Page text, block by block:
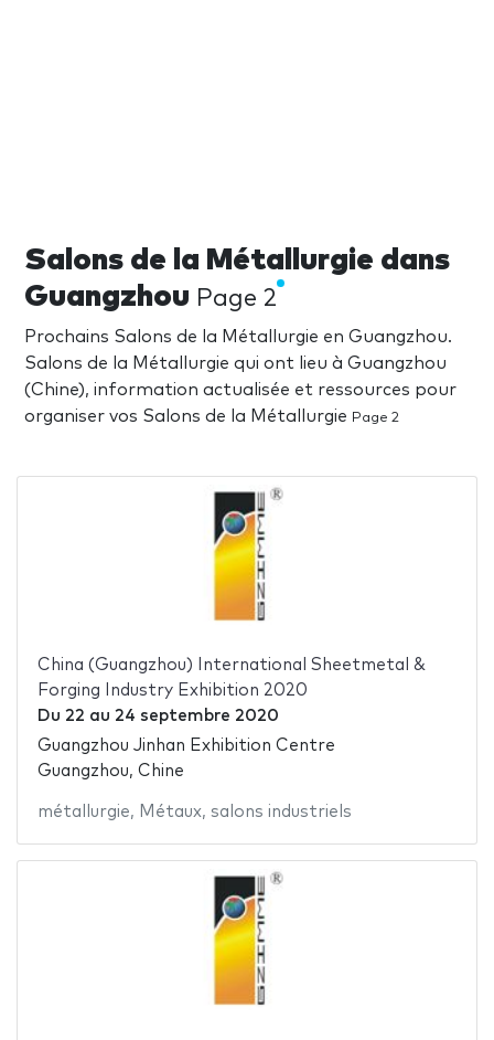
Salons de la Métallurgie dans
Guangzhou Page 2
Prochains Salons de la Métallurgie en Guangzhou.
Salons de la Métallurgie qui ont lieu à Guangzhou
(Chine), information actualisée et ressources pour
organiser vos Salons de la Métallurgie Page 2
China (Guangzhou) International Sheetmetal &
Forging Industry Exhibition 2020
Du 22 au 24 septembre 2020
Guangzhou Jinhan Exhibition Centre
Guangzhou, Chine
métallurgie, Métaux, salons industriels